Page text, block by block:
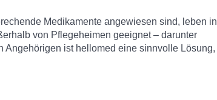
Medikamente angewiesen sind, leben in
von Pflegeheimen geeignet – darunter
Angehörigen ist hellomed eine sinnvolle Lösung,